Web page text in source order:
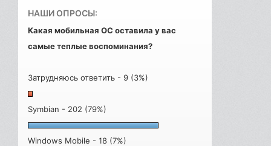
НАШИ ОПРОСЫ:
Какая мобильная ОС оставила у вас
самые теплые воспоминания?
Затрудняюсь ответить - 9 (3%)
Symbian - 202 (79%)
Windows Mobile - 18 (7%)